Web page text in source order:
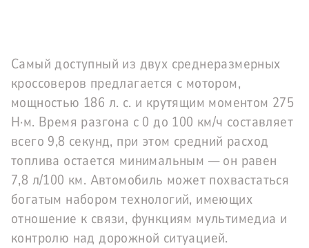
Самый доступный из двух среднеразмерных
кроссоверов предлагается с мотором,
мощностью 186 л. с. и крутящим моментом 275
Н·м. Время разгона с 0 до 100 км/ч составляет
всего 9,8 секунд, при этом средний расход
топлива остается минимальным — он равен
7,8 л/100 км. Автомобиль может похвастаться
богатым набором технологий, имеющих
отношение к связи, функциям мультимедиа и
контролю над дорожной ситуацией.